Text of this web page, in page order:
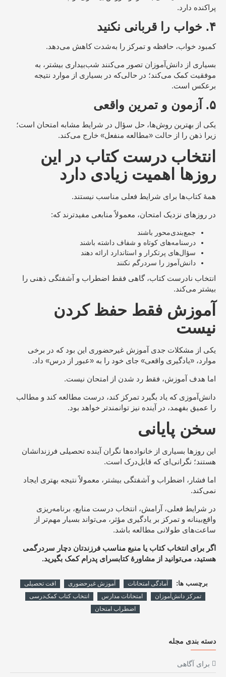
پراکنده دارد.
۴. خواب را قربانی نکنید
کمبود خواب، حافظه و تمرکز را به‌شدت کاهش می‌دهد.
بسیاری از دانش‌آموزان تصور می‌کنند شب‌بیداری بیشتر، به
موفقیت کمک می‌کند؛ در حالی‌که در بسیاری از موارد نتیجه
برعکس است.
۵. آزمون و تمرین واقعی
یکی از بهترین روش‌ها، حل سؤال در شرایط مشابه امتحان است؛
زیرا ذهن را از حالت «مطالعه منفعل» خارج می‌کند.
انتخاب درست کتاب در این
روزها اهمیت زیادی دارد
همهٔ کتاب‌ها برای شرایط فعلی مناسب نیستند.
در روزهای نزدیک امتحان، معمولاً منابعی مفیدترند که:
جمع‌بندی‌محور باشند
درسنامه‌های کوتاه و شفاف داشته باشند
سؤال‌های پرتکرار و استاندارد ارائه دهند
دانش‌آموز را سردرگم نکنند
انتخاب نادرست کتاب، گاهی فقط اضطراب و آشفتگی ذهنی را
بیشتر می‌کند.
آموزش فقط حفظ کردن
نیست
یکی از مشکلات جدی آموزش غیرحضوری این بود که در برخی
موارد، «یادگیری واقعی» جای خود را به «عبور از درس» داد.
اما هدف آموزش، فقط رد شدن از امتحان نیست.
دانش‌آموزی که یاد بگیرد تمرکز کند، درست مطالعه کند و مطالب
را عمیق بفهمد، در آینده نیز توانمندتر خواهد بود.
سخن پایانی
این روزها بسیاری از خانواده‌ها نگران آینده تحصیلی فرزندانشان
هستند؛ نگرانی‌ای که قابل‌درک است.
اما فشار، اضطراب و آشفتگی بیشتر، معمولاً نتیجه بهتری ایجاد
نمی‌کند.
در شرایط فعلی، آرامش، انتخاب درست منابع، برنامه‌ریزی
واقع‌بینانه و تمرکز بر یادگیری مؤثر، می‌تواند بسیار مهم‌تر از
ساعت‌های طولانی مطالعه باشد.
اگر برای انتخاب کتاب یا منبع مناسب فرزندتان دچار سردرگمی
هستید، می‌توانید از مشاورهٔ کتابسرای پدرام کمک بگیرید.
برچسب ها: آمادگی امتحانات آموزش غیرحضوری
افت تحصیلی
تمرکز دانش‌آموزان
امتحانات مدارس
انتخاب کتاب کمک‌درسی
اضطراب امتحان
دسته بندی مجله
برای آگاهی